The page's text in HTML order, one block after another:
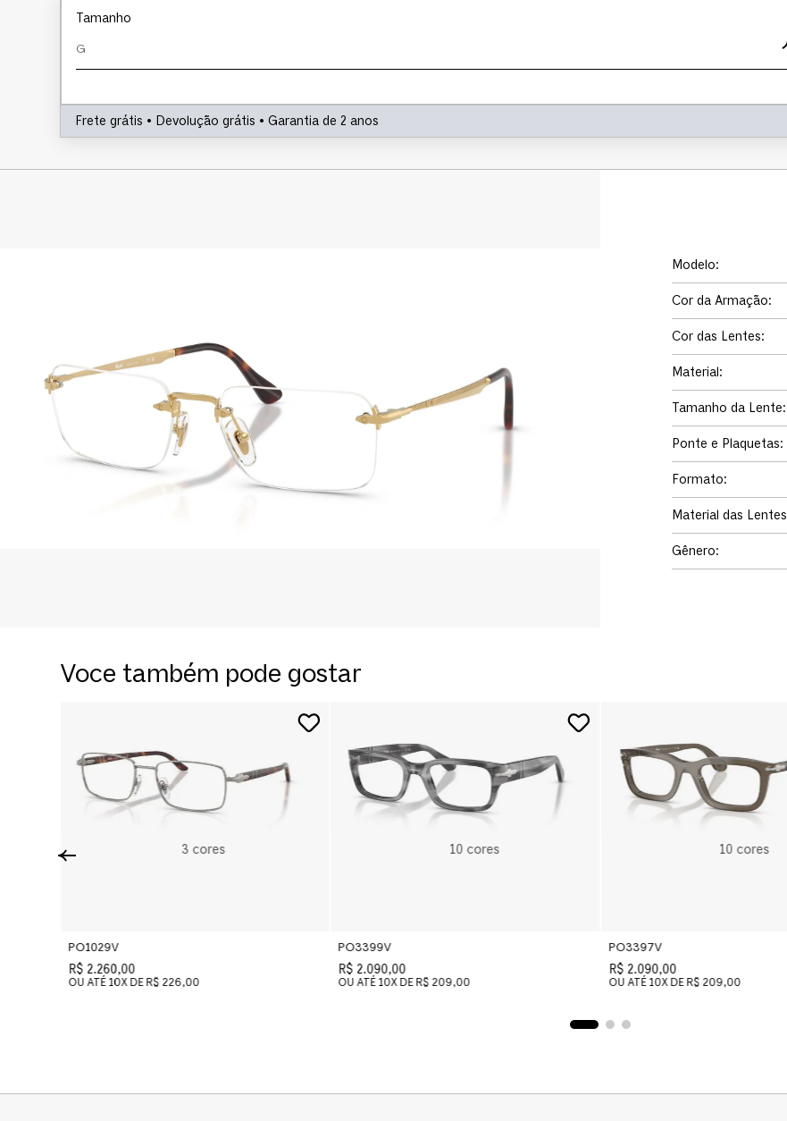
Tamanho
G
Frete grátis • Devolução grátis • Garantia de 2 anos
Modelo:
Cor da Armação:
Cor das Lentes:
Material:
Tamanho da Lente:
Ponte e Plaquetas:
Formato:
Material das Lentes
Gênero:
Voce também pode gostar
3 cores
PO1029V
R$ 2.260,00
OU ATÉ 10X DE R$ 226,00
10 cores
PO3399V
R$ 2.090,00
OU ATÉ 10X DE R$ 209,00
10 cores
PO3397V
R$ 2.090,00
OU ATÉ 10X DE R$ 209,00